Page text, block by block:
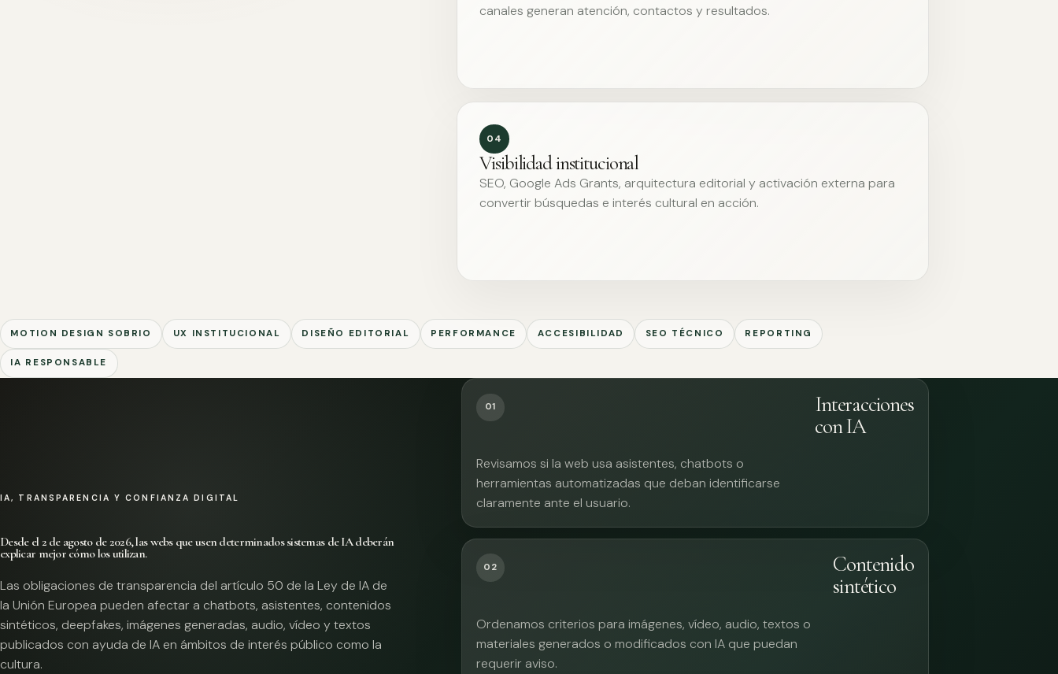
canales generan atención, contactos y resultados.
04
Visibilidad institucional
SEO, Google Ads Grants, arquitectura editorial y activación externa para
convertir búsquedas e interés cultural en acción.
MOTION DESIGN SOBRIO UX INSTITUCIONAL DISEÑO EDITORIAL PERFORMANCE ACCESIBILIDAD SEO TÉCNICO REPORTING
IA RESPONSABLE
IA, TRANSPARENCIA Y CONFIANZA DIGITAL
Desde el 2 de agosto de 2026, las webs que usen determinados sistemas de IA deberán
explicar mejor cómo los utilizan.
Las obligaciones de transparencia del artículo 50 de la Ley de IA de
la Unión Europea pueden afectar a chatbots, asistentes, contenidos
sintéticos, deepfakes, imágenes generadas, audio, vídeo y textos
publicados con ayuda de IA en ámbitos de interés público como la
cultura.
01
Interacciones
con IA
Revisamos si la web usa asistentes, chatbots o
herramientas automatizadas que deban identificarse
claramente ante el usuario.
02
Contenido
sintético
Ordenamos criterios para imágenes, vídeo, audio, textos o
materiales generados o modificados con IA que puedan
requerir aviso.